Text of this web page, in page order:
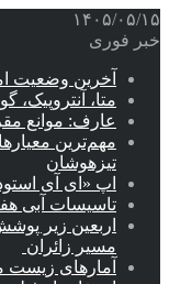
۱۴۰۵/۰۵/۱۵
خبر فوری
آخرین وضعیت
متا،
عارف: موانع
مهم‌ترین
تیزهوشان
اپ «ای آی
تاسیسات آبی
اربعین زیر
مسیر زائران
آمارهای زیست